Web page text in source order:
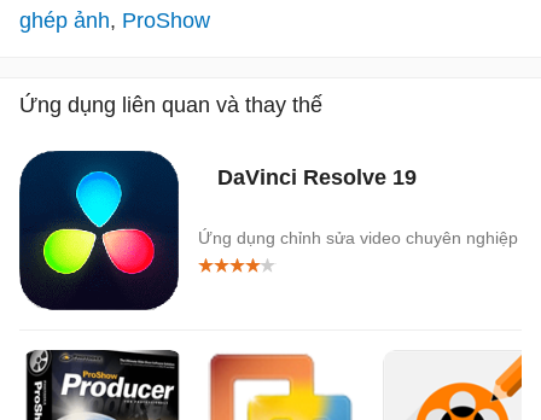
ghép ảnh ProShow
Ứng dụng liên quan và thay thế
DaVinci Resolve 19
Ứng dụng chỉnh sửa video chuyên nghiệp